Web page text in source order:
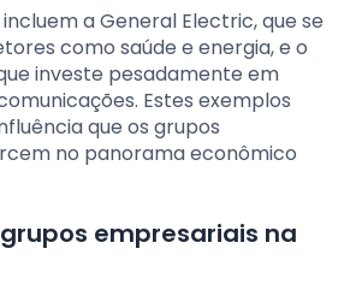
a General Electric, que se
como saúde e energia, e o
investe pesadamente em
Estes exemplos
que os grupos
no panorama econômico
empresariais na